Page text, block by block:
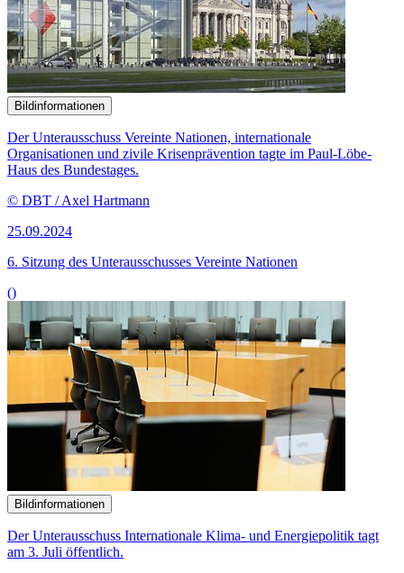
Bildinformationen
Der Unterausschuss Vereinte Nationen, internationale
Organisationen und zivile Krisenprävention tagte im Paul-Löbe-
Haus des Bundestages.
© DBT / Axel Hartmann
25.09.2024
6. Sitzung des Unterausschusses Vereinte Nationen
()
Bildinformationen
Der Unterausschuss Internationale Klima- und Energiepolitik tagt
am 3. Juli öffentlich.